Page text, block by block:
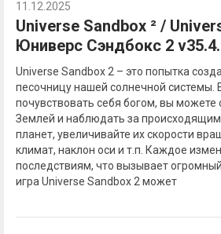
11.12.2025
Universe Sandbox ² /
Юниверс Сэндбокс 2
Universe Sandbox 2 – это попытка
песочницу нашей солнечной системы.
почувствовать себя богом, вы можете
Землей и наблюдать за
планет, увеличивайте их скорости
климат, наклон оси и т.п. Каждое
последствиям, что вызывает
игра Universe Sandbox 2 может